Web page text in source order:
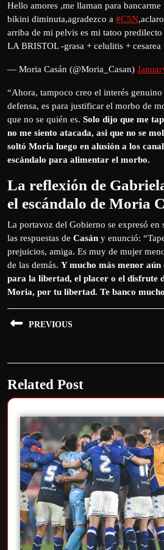
Hello amores ,me llaman para
bikini diminuta,agradezco a #C5N
arriba de mi pelvis es mi tatoo predilecto
LA BRISTOL -grasa + celulitis + cesarea
— Moria Casán (@Moria_Casan)
“Ahora, tampoco creo el interés
defensa, es para justificar el morbo de
que no se quién es. Solo dijo que me
no me siento atacada, asi que no se
soltó Moria luego en alusión a los
escándalo para alimentar el morbo.
La reflexión de
el escándalo de Moria
La portavoz del Gobierno se expresó en
las respuestas de Casán y enunció:
prejuicios, amiga. Es muy de mujer
de las demás. Y mucho más menor aún
para la libertad, el placer o el disfrute
Moria, por tu libertad. Te banco
PREVIOUS
Related Post